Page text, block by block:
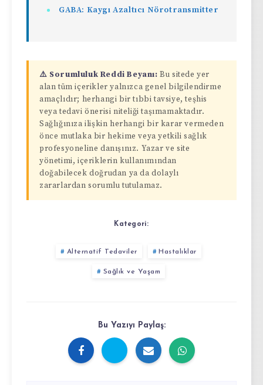
GABA: Kaygı Azaltıcı Nörotransmitter
⚠️ Sorumluluk Reddi Beyanı: Bu sitede yer
alan tüm içerikler yalnızca genel bilgilendirme
amaçlıdır; herhangi bir tıbbi tavsiye, teşhis
veya tedavi önerisi niteliği taşımamaktadır.
Sağlığınıza ilişkin herhangi bir karar vermeden
önce mutlaka bir hekime veya yetkili sağlık
profesyoneline danışınız. Yazar ve site
yönetimi, içeriklerin kullanımından
doğabilecek doğrudan ya da dolaylı
zararlardan sorumlu tutulamaz.
Kategori:
Alternatif Tedaviler Hastalıklar
Sağlık ve Yaşam
Bu Yazıyı Paylaş: